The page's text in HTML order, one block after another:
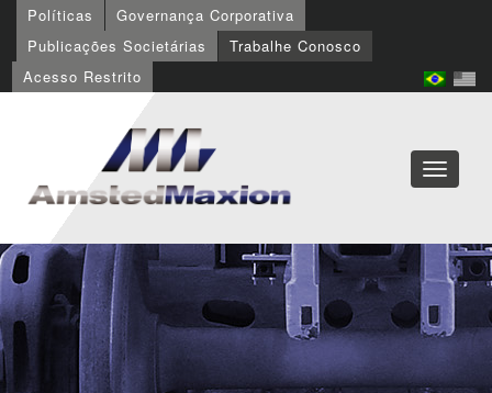
Políticas
Governança Corporativa
Publicações Societárias
Trabalhe Conosco
Acesso Restrito